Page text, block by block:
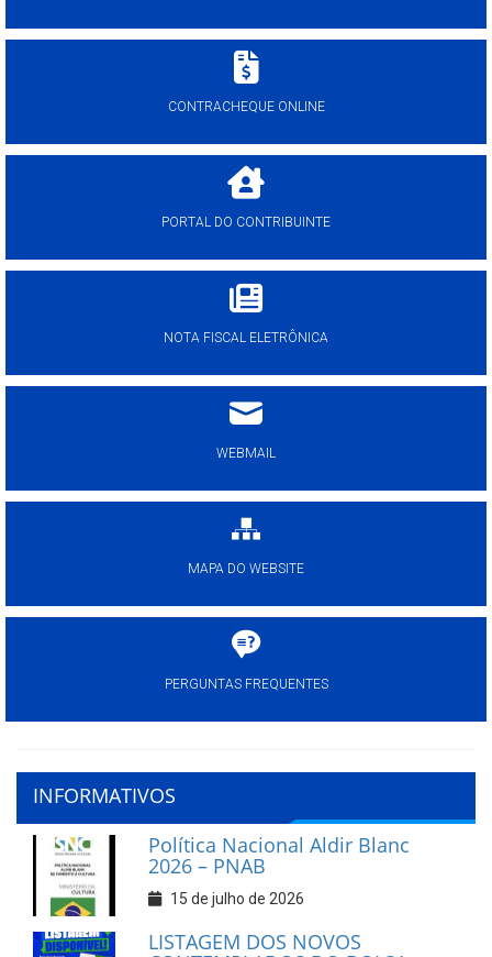
CONTRACHEQUE ONLINE
PORTAL DO CONTRIBUINTE
NOTA FISCAL ELETRÔNICA
WEBMAIL
MAPA DO WEBSITE
PERGUNTAS FREQUENTES
INFORMATIVOS
Política Nacional Aldir Blanc
2026 – PNAB
15 de julho de 2026
LISTAGEM DOS NOVOS